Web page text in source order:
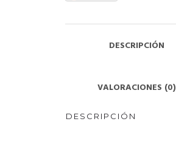
DESCRIPCIÓN
VALORACIONES (0)
DESCRIPCIÓN